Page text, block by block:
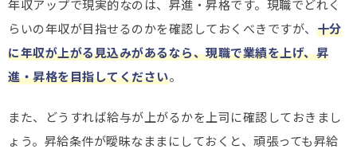
年収アップで現実的なのは、昇進・昇格です。現職でどれく
らいの年収が目指せるのかを確認しておくべきですが、 十分
に年収が上がる見込みがあるなら、現職で業績を上げ、昇
進・昇格を目指してください。
また、どうすれば給与が上がるかを上司に確認しておきまし
ょう。昇給条件が曖昧なままにしておくと、頑張っても昇給